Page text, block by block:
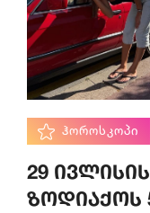
ᲰᲝᲠᲝᲡᲙᲝᲞᲘ
29
ზოდიაქოს